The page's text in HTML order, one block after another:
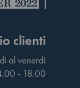
clienti
al venerdì
- 18.00